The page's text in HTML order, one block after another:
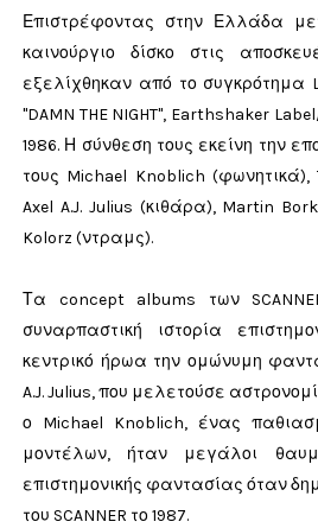
Επιστρέφοντας στην Ελλάδα
καινούργιο δίσκο στις
εξελίχθηκαν από το συγκρότημα
"DAMN THE NIGHT", Earthshaker
1986. Η σύνθεση τους εκείνη την
τους Michael Knoblich (φωνητικά),
Axel A.J. Julius (κιθάρα), Martin
Kolorz (ντραμς).
Τα concept albums των
συναρπαστική ιστορία
κεντρικό ήρωα την ομώνυμη
A.J. Julius, που μελετούσε
ο Michael Knoblich, ένας
μοντέλων, ήταν μεγάλοι
επιστημονικής φαντασίας όταν
του SCANNER το 1987.